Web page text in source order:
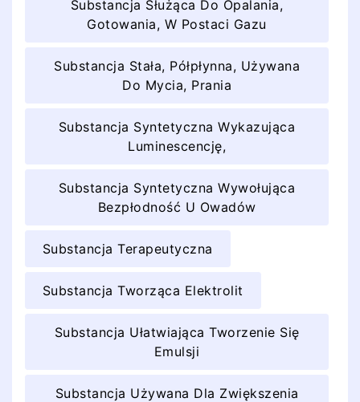
Substancja Służąca Do Opalania,
Gotowania, W Postaci Gazu
Substancja Stała, Półpłynna, Używana
Do Mycia, Prania
Substancja Syntetyczna Wykazująca
Luminescencję,
Substancja Syntetyczna Wywołująca
Bezpłodność U Owadów
Substancja Terapeutyczna
Substancja Tworząca Elektrolit
Substancja Ułatwiająca Tworzenie Się
Emulsji
Substancja Używana Dla Zwiększenia